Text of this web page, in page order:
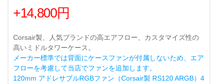
+14,800円
Corsair製、人気ブランドの高エアフロー、カスタマイズ性の
高いミドルタワーケース。
メーカー標準では背面にケースファンが付属しないため、エア
フローを考慮して当店でファンを追加します。
120mm アドレサブルRGBファン（Corsair製 RS120 ARGB）4